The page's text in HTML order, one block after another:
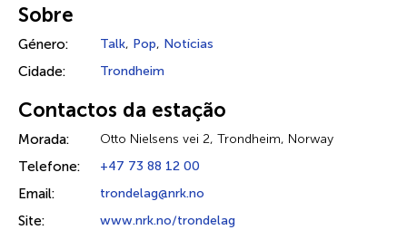
Sobre
Género: Talk, Pop, Notícias
Cidade: Trondheim
Contactos da estação
Morada: Otto Nielsens vei 2, Trondheim, Norway
Telefone: +47 73 88 12 00
Email: trondelag@nrk.no
Site: www.nrk.no/trondelag